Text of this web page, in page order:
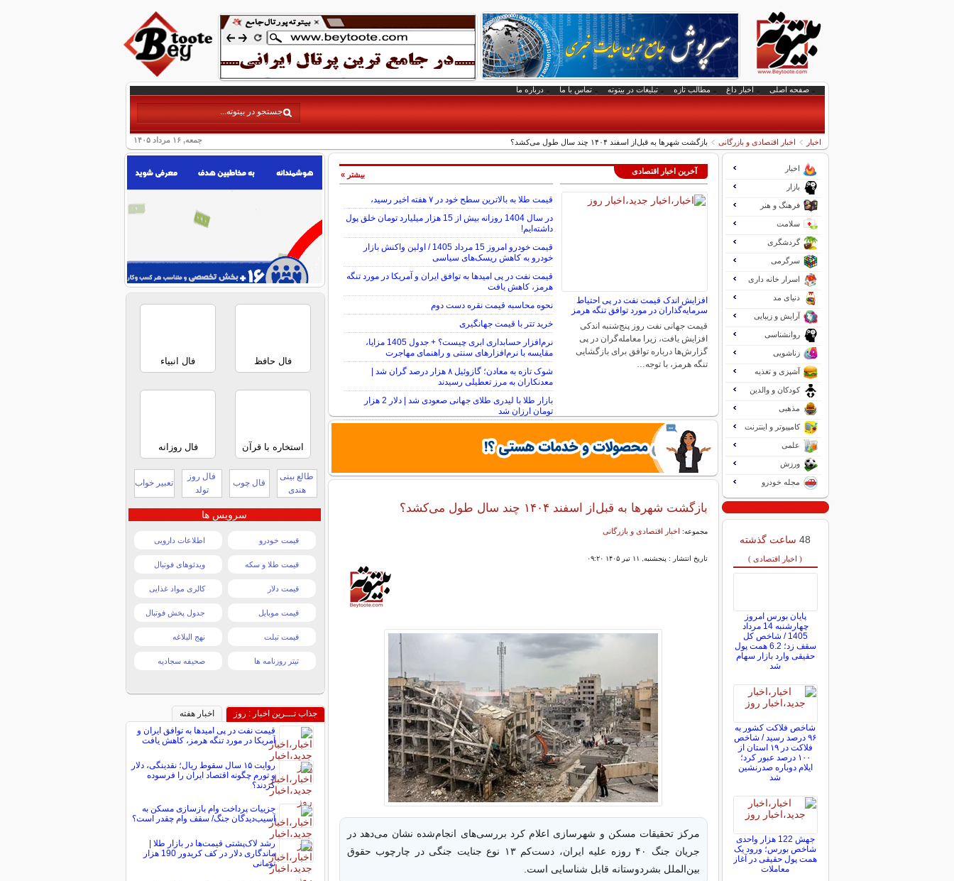
صفحه اصلی اخبار داغ مطالب تازه تبلیغات در بیتوته تماس با ما درباره ما
جمعه, ۱۶ مرداد ۱۴۰۵ اخبار اخبار اقتصادی و بازرگانی بازگشت شهرها به قبل‌از اسفند ۱۴۰۴ چند سال طول می‌کشد؟
آخرین اخبار اقتصادی
افزایش اندک قیمت نفت در پی احتیاط
سرمایه‌گذاران در مورد توافق تنگه هرمز
قیمت جهانی نفت روز پنج‌شنبه اندکی
افزایش یافت، زیرا معامله‌گران در پی
گزارش‌ها درباره توافق برای بازگشایی
تنگه هرمز، با توجه…
قیمت طلا به بالاترین سطح خود در ۷ هفته اخیر رسید،
در سال 1404 روزانه بیش از 15 هزار میلیارد تومان خلق پول
داشته‌ایم!
قیمت خودرو امروز 15 مرداد 1405 / اولین واکنش بازار
خودرو به کاهش ریسک‌های سیاسی
قیمت نفت در پی امیدها به توافق ایران و آمریکا در مورد تنگه
هرمز، کاهش یافت
نحوه محاسبه قیمت نقره دست دوم
خرید تتر با قیمت جهانگیری
نرم‌افزار حسابداری ابری چیست؟ + جدول 1405 مزایا،
مقایسه با نرم‌افزارهای سنتی و راهنمای مهاجرت
شوک تازه به معادن؛ گازوئیل ۸ هزار درصد گران شد |
معدنکاران به مرز تعطیلی رسیدند
بازار طلا با لیدری طلای جهانی صعودی شد | دلار 2 هزار
تومان ارزان شد
بیشتر »
بازگشت شهرها به قبل‌از اسفند ۱۴۰۴ چند سال طول می‌کشد؟
مجموعه: اخبار اقتصادی و بازرگانی
تاریخ انتشار : پنجشنبه, ۱۱ تیر ۱۴۰۵ ۰۹:۲۰
مرکز تحقیقات مسکن و شهرسازی اعلام کرد بررسی‌های انجام‌شده نشان می‌دهد در
جریان جنگ ۴۰ روزه علیه ایران، دست‌کم ۱۳ نوع جنایت جنگی در چارچوب حقوق
بین‌الملل بشردوستانه قابل شناسایی است.
اخبار
بازار
فرهنگ و هنر
سلامت
گردشگری
سرگرمی
اسرار خانه داری
دنیای مد
آرایش و زیبایی
روانشناسی
زناشویی
آشپزی و تغذیه
کودکان و والدین
مذهبی
کامپیوتر و اینترنت
علمی
ورزش
مجله خودرو
48 ساعت گذشته
( اخبار اقتصادی )
پایان بورس امروز
چهارشنبه 14 مرداد
1405 / شاخص کل
سقف زد؛ 6.2 همت پول
حقیقی وارد بازار سهام
شد
شاخص فلاکت کشور به
۹۶ درصد رسید / شاخص
فلاکت در ۱۹ استان از
۱۰۰ درصد عبور کرد؛
ایلام دوباره صدرنشین
شد
جهش 122 هزار واحدی
شاخص بورس؛ ورود یک
همت پول حقیقی در آغاز
معاملات
فال حافظ فال انبیاء
استخاره با قرآن فال روزانه
طالع بینی
هندی
فال چوب
فال روز
تولد
تعبیر خواب
سرویس ها
قیمت خودرو اطلاعات دارویی
قیمت طلا و سکه ویدئوهای فوتبال
قیمت دلار کالری مواد غذایی
قیمت موبایل جدول پخش فوتبال
قیمت تبلت نهج البلاغه
تیتر روزنامه ها صحیفه سجادیه
جذاب تـــرین اخبار : روز
اخبار هفته
قیمت نفت در پی امیدها به توافق ایران و
آمریکا در مورد تنگه هرمز، کاهش یافت
روایت ۱۵ سال سقوط ریال؛ نقدینگی، دلار
و تورم چگونه اقتصاد ایران را فرسوده
کردند؟
جزییات پرداخت وام بازسازی مسکن به
آسیب‌دیدگان جنگ/ سقف وام چقدر است؟
رشد لاک‌پشتی قیمت‌ها در بازار طلا |
ماندگاری دلار در کف کریدور 190 هزار
تومانی